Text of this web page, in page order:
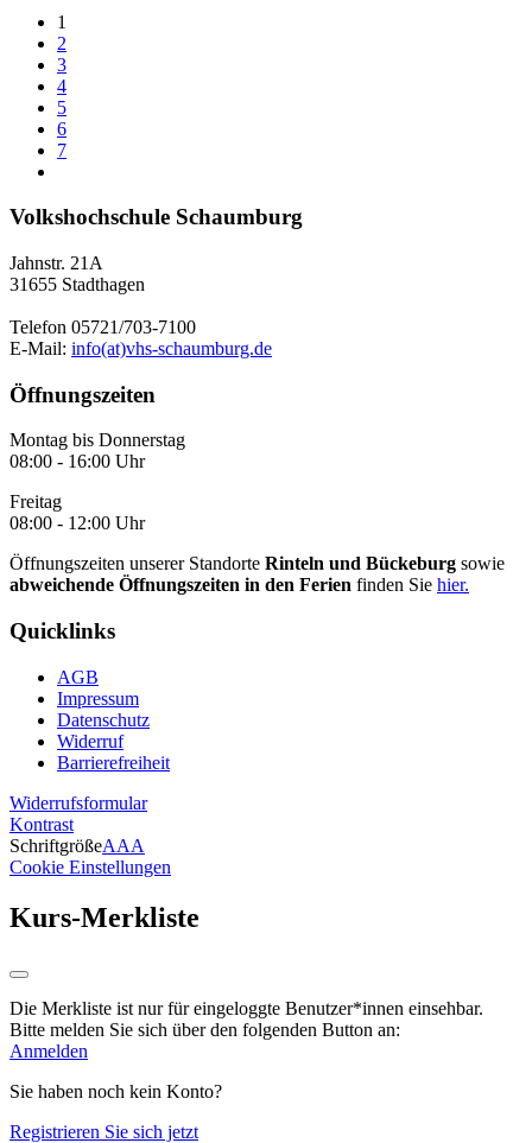
1
2
3
4
5
6
7
Volkshochschule Schaumburg
Jahnstr. 21A
31655 Stadthagen
Telefon 05721/703-7100
E-Mail: info(at)vhs-schaumburg.de
Öffnungszeiten
Montag bis Donnerstag
08:00 - 16:00 Uhr
Freitag
08:00 - 12:00 Uhr
Öffnungszeiten unserer Standorte Rinteln und Bückeburg sowie
abweichende Öffnungszeiten in den Ferien finden Sie hier.
Quicklinks
AGB
Impressum
Datenschutz
Widerruf
Barrierefreiheit
Widerrufsformular
Kontrast
SchriftgrößeAAA
Cookie Einstellungen
Kurs-Merkliste
Die Merkliste ist nur für eingeloggte Benutzer*innen einsehbar.
Bitte melden Sie sich über den folgenden Button an:
Anmelden
Sie haben noch kein Konto?
Registrieren Sie sich jetzt